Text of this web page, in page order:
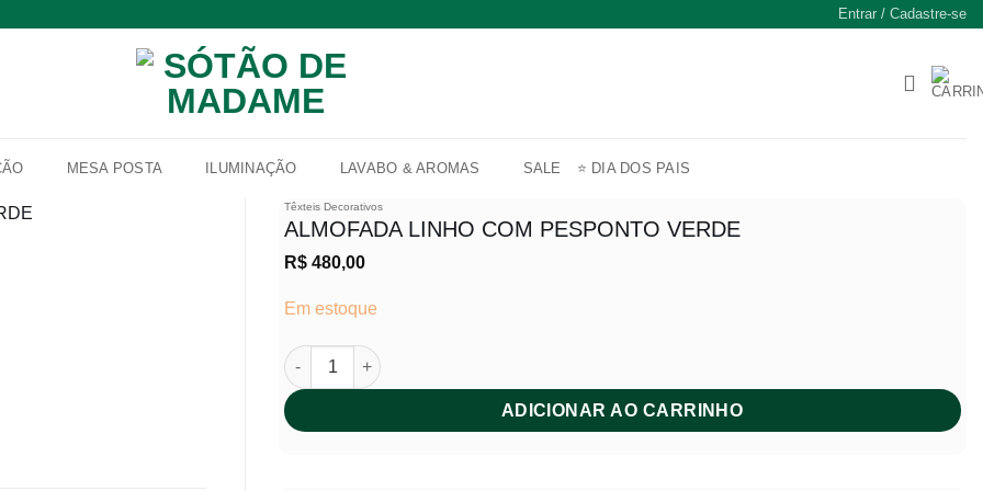
Entrar / Cadastre-se
MESA POSTA ILUMINAÇÃO LAVABO & AROMAS SALE ⭐ DIA DOS PAIS
Têxteis Decorativos
ALMOFADA LINHO COM PESPONTO VERDE
R$ 480,00
Em estoque
ALMOFADA LINHO COM PESPONTO VERDE quantidade
ADICIONAR AO CARRINHO